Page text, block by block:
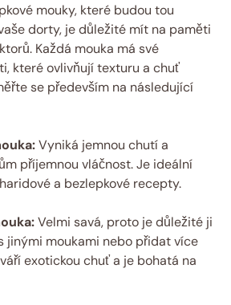
mouky, které budou tou
dorty, je důležité mít na paměti
Každá mouka má své
které ovlivňují texturu a chuť
se především na následující
Vyniká jemnou chutí a
příjemnou vláčnost. Je ideální
a bezlepkové recepty.
Velmi savá, proto je důležité ji
jinými moukami nebo přidat více
exotickou chuť a je bohatá na